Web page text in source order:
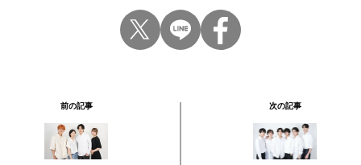
前の記事 次の記事